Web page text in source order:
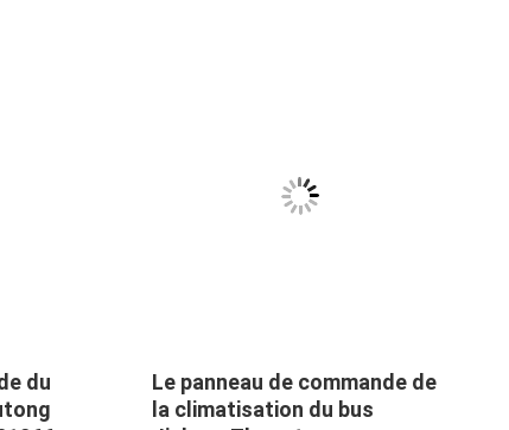
du
Le panneau de commande de
la climatisation du bus